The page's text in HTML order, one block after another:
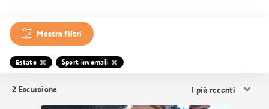
Mostra filtri
Estate Sport invernali
2 Escursione
i
risultati